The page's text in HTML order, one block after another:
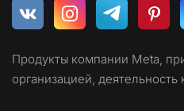
Продукты компании Meta,
организацией,